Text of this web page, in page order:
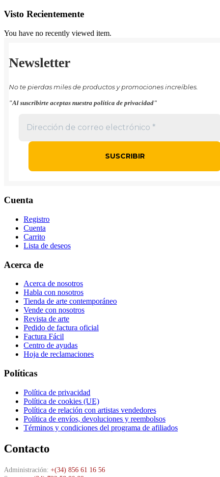
Visto Recientemente
You have no recently viewed item.
Newsletter
No te pierdas miles de productos y promociones increíbles.
"Al suscribirte aceptas nuestra política de privacidad"
Cuenta
Registro
Cuenta
Carrito
Lista de deseos
Acerca de
Acerca de nosotros
Habla con nosotros
Tienda de arte contemporáneo
Vende con nosotros
Revista de arte
Pedido de factura oficial
Factura Fácil
Centro de ayudas
Hoja de reclamaciones
Políticas
Política de privacidad
Política de cookies (UE)
Política de relación con artistas vendedores
Política de envíos, devoluciones y reembolsos
Términos y condiciones del programa de afiliados
Contacto
Administración: +(34) 856 61 16 56